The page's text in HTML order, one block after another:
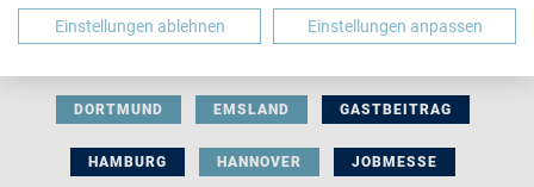
BERUFLICHE ORIENTIERUNG BEWERBUNG
DORTMUND EMSLAND GASTBEITRAG
HAMBURG HANNOVER JOBMESSE
Einstellungen ablehnen Einstellungen anpassen